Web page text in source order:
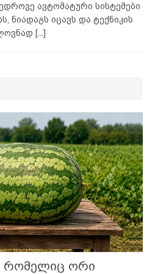
ავტომატური სისტემები
ნიადაგს იცავს და ტექნიკის
[...]
რომელიც ორი